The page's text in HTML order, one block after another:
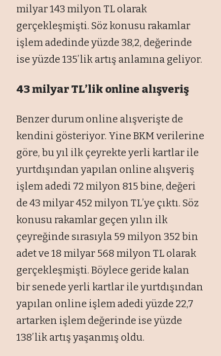
milyar 143 milyon TL olarak
gerçekleşmişti. Söz konusu rakamlar
işlem adedinde yüzde 38,2, değerinde
ise yüzde 135’lik artış anlamına geliyor.
43 milyar TL’lik online alışveriş
Benzer durum online alışverişte de
kendini gösteriyor. Yine BKM verilerine
göre, bu yıl ilk çeyrekte yerli kartlar ile
yurtdışından yapılan online alışveriş
işlem adedi 72 milyon 815 bine, değeri
de 43 milyar 452 milyon TL’ye çıktı. Söz
konusu rakamlar geçen yılın ilk
çeyreğinde sırasıyla 59 milyon 352 bin
adet ve 18 milyar 568 milyon TL olarak
gerçekleşmişti. Böylece geride kalan
bir senede yerli kartlar ile yurtdışından
yapılan online işlem adedi yüzde 22,7
artarken işlem değerinde ise yüzde
138’lik artış yaşanmış oldu.